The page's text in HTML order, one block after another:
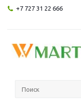
+7 727 31 22 666